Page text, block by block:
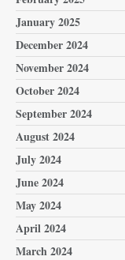
January 2025
December 2024
November 2024
October 2024
September 2024
August 2024
July 2024
June 2024
May 2024
April 2024
March 2024